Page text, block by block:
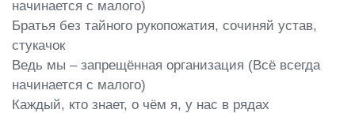
начинается с малого)
Братья без тайного рукопожатия, сочиняй устав,
стукачок
Ведь мы – запрещённая организация (Всё всегда
начинается с малого)
Каждый, кто знает, о чём я, у нас в рядах